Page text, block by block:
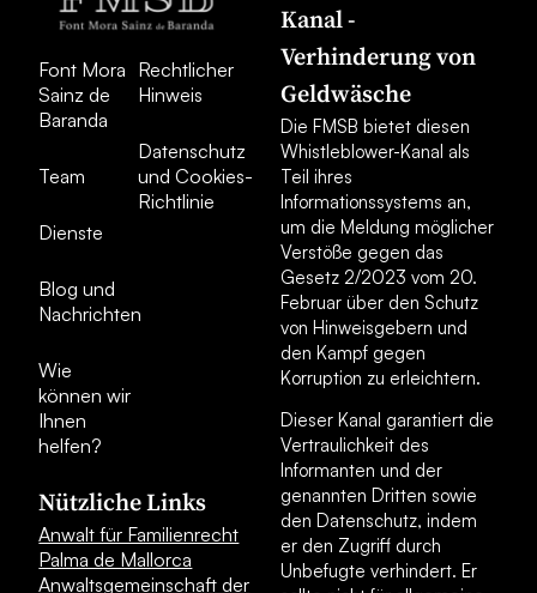
Font Mora
Sainz de
Baranda
Team
Dienste
Blog und
Nachrichten
Wie
können wir
Ihnen
helfen?
Rechtlicher
Hinweis
Datenschutz
und Cookies-
Richtlinie
Nützliche Links
Anwalt für Familienrecht
Palma de Mallorca
Anwaltsgemeinschaft der
Kanal -
Verhinderung von
Geldwäsche
Die FMSB bietet diesen
Whistleblower-Kanal als
Teil ihres
Informationssystems an,
um die Meldung möglicher
Verstöße gegen das
Gesetz 2/2023 vom 20.
Februar über den Schutz
von Hinweisgebern und
den Kampf gegen
Korruption zu erleichtern.
Dieser Kanal garantiert die
Vertraulichkeit des
Informanten und der
genannten Dritten sowie
den Datenschutz, indem
er den Zugriff durch
Unbefugte verhindert. Er